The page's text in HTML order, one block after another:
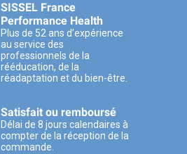
SISSEL France
Performance Health
Plus de 52 ans d’expérience
au service des
professionnels de la
rééducation, de la
réadaptation et du bien-être.
Satisfait ou remboursé
Délai de 8 jours calendaires à
compter de la réception de la
commande.